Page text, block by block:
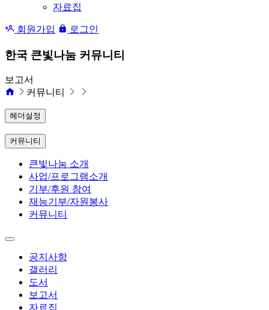
자료집
회원가입 로그인
한국 큰빛나눔 커뮤니티
보고서
커뮤니티
헤더설정
커뮤니티
큰빛나눔 소개
사업/프로그램소개
기부/후원 참여
재능기부/자원봉사
커뮤니티
공지사항
갤러리
도서
보고서
자료집